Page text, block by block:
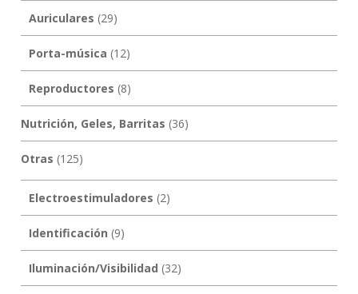
Auriculares (29)
Porta-música (12)
Reproductores (8)
Nutrición, Geles, Barritas (36)
Otras (125)
Electroestimuladores (2)
Identificación (9)
Iluminación/Visibilidad (32)